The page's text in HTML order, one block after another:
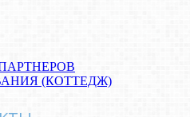
(КОТТЕДЖ)